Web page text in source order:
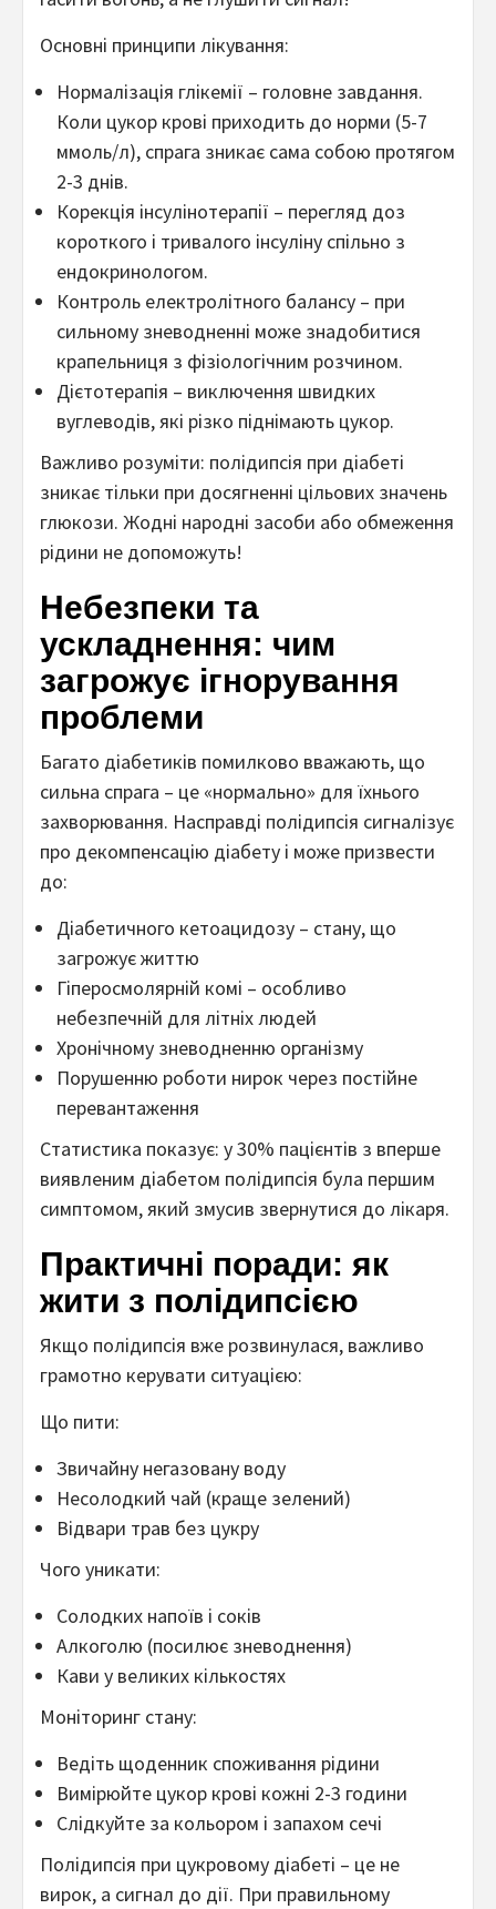
Основні принципи лікування:
Нормалізація глікемії – головне завдання.
Коли цукор крові приходить до норми (5-7
ммоль/л), спрага зникає сама собою протягом
2-3 днів.
Корекція інсулінотерапії – перегляд доз
короткого і тривалого інсуліну спільно з
ендокринологом.
Контроль електролітного балансу – при
сильному зневодненні може знадобитися
крапельниця з фізіологічним розчином.
Дієтотерапія – виключення швидких
вуглеводів, які різко піднімають цукор.
Важливо розуміти: полідипсія при діабеті
зникає тільки при досягненні цільових значень
глюкози. Жодні народні засоби або обмеження
рідини не допоможуть!
Небезпеки та
ускладнення: чим
загрожує ігнорування
проблеми
Багато діабетиків помилково вважають, що
сильна спрага – це «нормально» для їхнього
захворювання. Насправді полідипсія сигналізує
про декомпенсацію діабету і може призвести
до:
Діабетичного кетоацидозу – стану, що
загрожує життю
Гіперосмолярній комі – особливо
небезпечній для літніх людей
Хронічному зневодненню організму
Порушенню роботи нирок через постійне
перевантаження
Статистика показує: у 30% пацієнтів з вперше
виявленим діабетом полідипсія була першим
симптомом, який змусив звернутися до лікаря.
Практичні поради: як
жити з полідипсією
Якщо полідипсія вже розвинулася, важливо
грамотно керувати ситуацією:
Що пити:
Звичайну негазовану воду
Несолодкий чай (краще зелений)
Відвари трав без цукру
Чого уникати:
Солодких напоїв і соків
Алкоголю (посилює зневоднення)
Кави у великих кількостях
Моніторинг стану:
Ведіть щоденник споживання рідини
Вимірюйте цукор крові кожні 2-3 години
Слідкуйте за кольором і запахом сечі
Полідипсія при цукровому діабеті – це не
вирок, а сигнал до дії. При правильному